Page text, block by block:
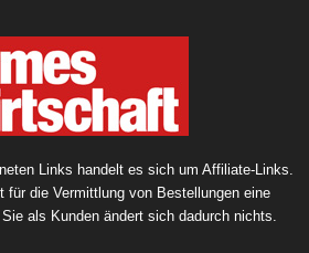
Links handelt es sich um Affiliate-Links.
für die Vermittlung von Bestellungen eine
als Kunden ändert sich dadurch nichts.